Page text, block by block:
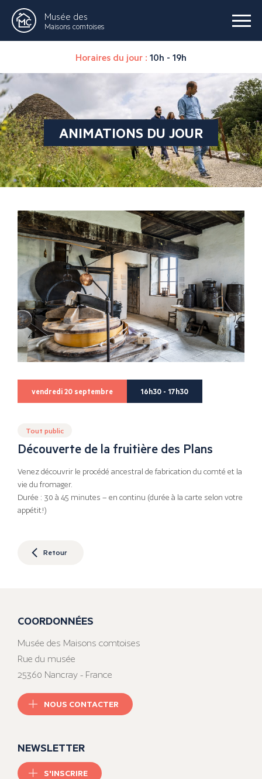
Musée des
Maisons comtoises
Horaires du jour : 10h - 19h
ANIMATIONS DU JOUR
vendredi 20 septembre 16h30 - 17h30
Tout public
Découverte de la fruitière des Plans
Venez découvrir le procédé ancestral de fabrication du comté et la
vie du fromager.
Durée : 30 à 45 minutes – en continu (durée à la carte selon votre
appétit!)
Retour
COORDONNÉES
Musée des Maisons comtoises
Rue du musée
25360 Nancray - France
NOUS CONTACTER
NEWSLETTER
S'INSCRIRE